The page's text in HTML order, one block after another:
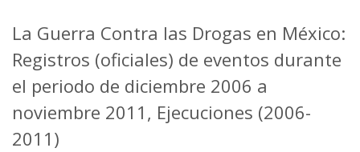
La Guerra Contra las Drogas en México:
Registros (oficiales) de eventos durante
el periodo de diciembre 2006 a
noviembre 2011, Ejecuciones (2006-
2011)